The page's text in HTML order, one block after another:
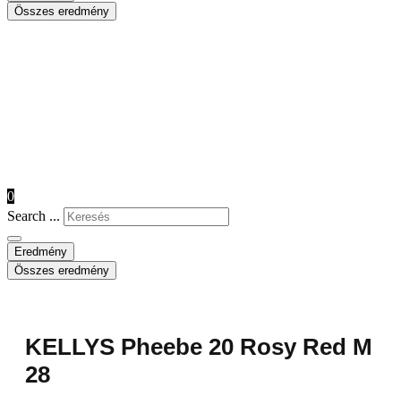
Összes eredmény
0
Search ...
Eredmény
Összes eredmény
KELLYS Pheebe 20 Rosy Red M
28